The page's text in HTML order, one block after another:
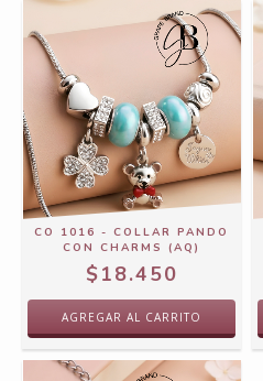
CO 1016 - COLLAR PANDO
CON CHARMS (AQ)
$18.450